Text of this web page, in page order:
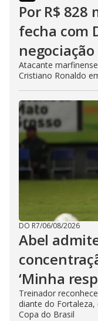
Por R$ 828
fecha com
Atacante
Cristiano Ronaldo
DO R7/06/08/2026
Abel
‘Minha
Treinador
diante do Fortaleza,
Copa do Brasil